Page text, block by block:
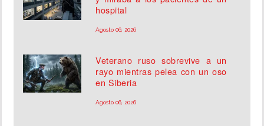
hospital
Agosto 06, 2026
Veterano ruso sobrevive a un
rayo mientras pelea con un oso
en Siberia
Agosto 06, 2026